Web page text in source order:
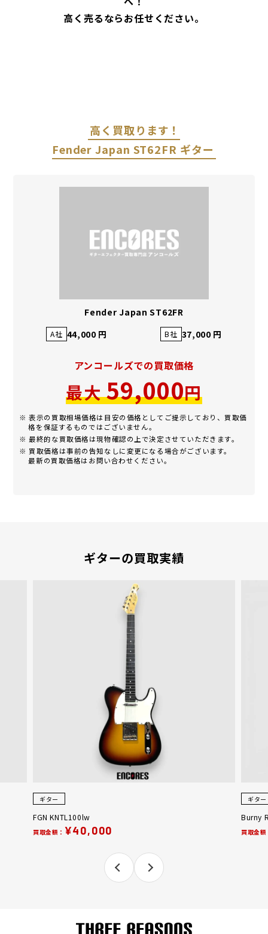
高く売るならお任せください。
高く買取ります！
Fender Japan ST62FR ギター
Fender Japan ST62FR
A社 44,000 円 B社 37,000 円
アンコールズでの買取価格
最大59,000円
※ 表示の買取相場価格は目安の価格としてご提示しており、買取価
格を保証するものではございません。
※ 最終的な買取価格は現物確認の上で決定させていただきます。
※ 買取価格は事前の告知なしに変更になる場合がございます。
最新の買取価格はお問い合わせください。
ギターの買取実績
ギター
FGN KNTL100lw
買取金額： ¥40,000
ギター
Burny
買取金額